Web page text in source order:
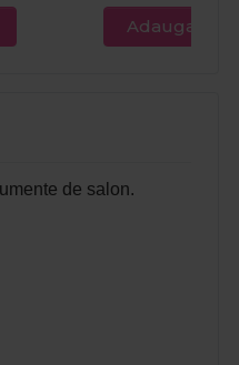
Adauga in
de salon.